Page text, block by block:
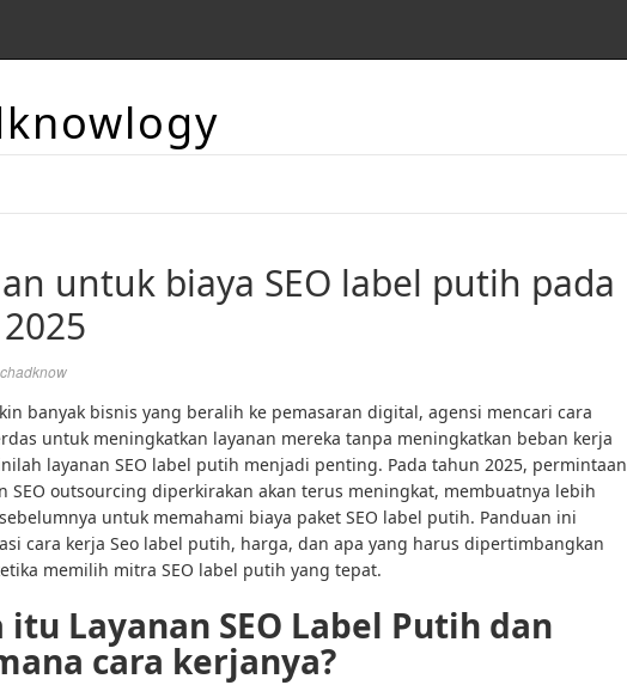
untuk biaya SEO label putih pada
chadknow
banyak bisnis yang beralih ke pemasaran digital, agensi mencari cara
untuk meningkatkan layanan mereka tanpa meningkatkan beban kerja
layanan SEO label putih menjadi penting. Pada tahun 2025, permintaan
SEO outsourcing diperkirakan akan terus meningkat, membuatnya lebih
untuk memahami biaya paket SEO label putih. Panduan ini
cara kerja Seo label putih, harga, dan apa yang harus dipertimbangkan
memilih mitra SEO label putih yang tepat.
itu Layanan SEO Label Putih dan
cara kerjanya?